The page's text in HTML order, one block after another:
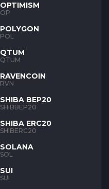
OPTIMISM
OP
POLYGON
POL
QTUM
QTUM
RAVENCOIN
RVN
SHIBA BEP20
SHIBBEP20
SHIBA ERC20
SHIBERC20
SOLANA
SOL
SUI
SUI